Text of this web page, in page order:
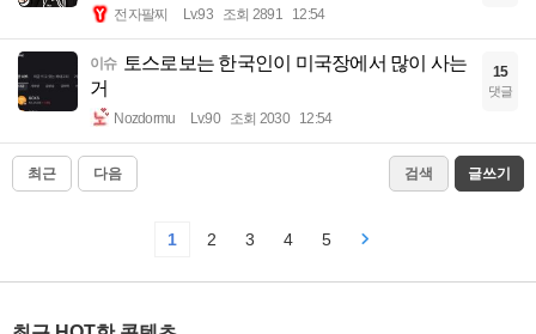
전자팔찌 Lv.93 조회 2891 12:54
이슈
토스로보는 한국인이 미국장에서 많이 사는
거
Nozdormu Lv.90 조회 2030 12:54
15
댓글
최근 다음 검색 글쓰기
1 2 3 4 5